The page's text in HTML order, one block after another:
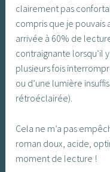
clairement pas
compris que je pouvais
arrivée à 60% de
contraignante lorsqu’il
plusieurs fois
ou d’une lumière
rétroéclairée).
Cela ne m’a pas
roman doux, acide,
moment de lecture !